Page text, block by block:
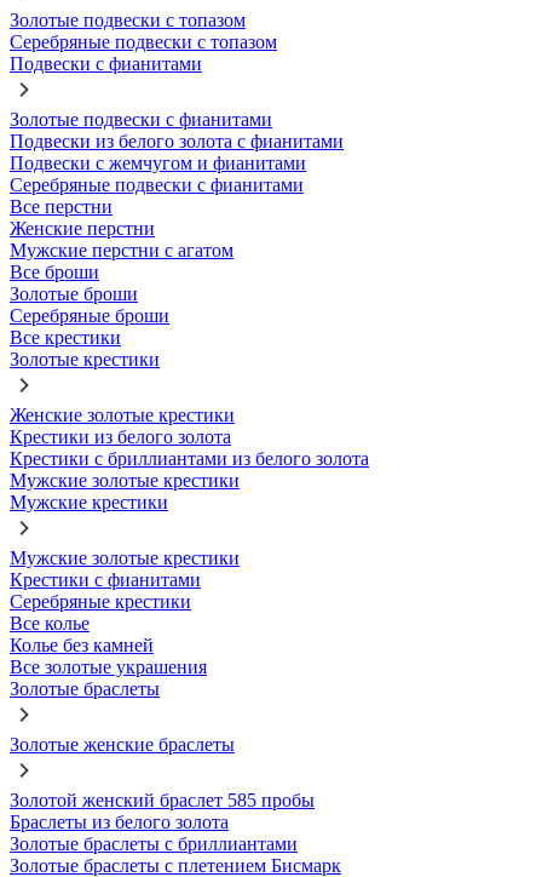
Золотые подвески с топазом
Серебряные подвески с топазом
Подвески с фианитами
Золотые подвески с фианитами
Подвески из белого золота с фианитами
Подвески с жемчугом и фианитами
Серебряные подвески с фианитами
Все перстни
Женские перстни
Мужские перстни с агатом
Все броши
Золотые броши
Серебряные броши
Все крестики
Золотые крестики
Женские золотые крестики
Крестики из белого золота
Крестики с бриллиантами из белого золота
Мужские золотые крестики
Мужские крестики
Мужские золотые крестики
Крестики с фианитами
Серебряные крестики
Все колье
Колье без камней
Все золотые украшения
Золотые браслеты
Золотые женские браслеты
Золотой женский браслет 585 пробы
Браслеты из белого золота
Золотые браслеты с бриллиантами
Золотые браслеты с плетением Бисмарк